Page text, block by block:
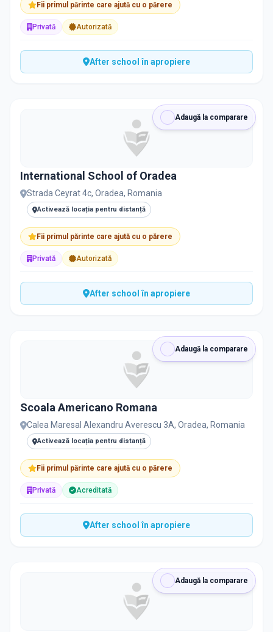
Fii primul părinte care ajută cu o părere
Privată Autorizată
After school în apropiere
Adaugă la comparare
International School of Oradea
Strada Ceyrat 4c, Oradea, Romania
Activează locația pentru distanță
Fii primul părinte care ajută cu o părere
Privată Autorizată
After school în apropiere
Adaugă la comparare
Scoala Americano Romana
Calea Maresal Alexandru Averescu 3A, Oradea, Romania
Activează locația pentru distanță
Fii primul părinte care ajută cu o părere
Privată Acreditată
After school în apropiere
Adaugă la comparare